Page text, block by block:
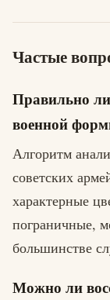
Частые
Правильно
военной
Алгоритм
советских
характерные
пограничные,
большинстве
Можно ли